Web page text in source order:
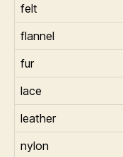
felt
flannel
fur
lace
leather
nylon